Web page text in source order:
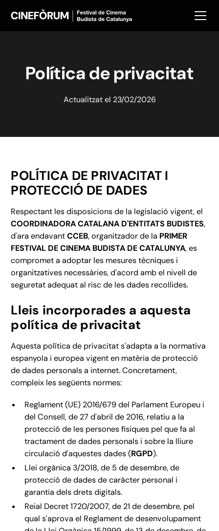
Política de privacitat
Actualitzat el 23/02/2026
POLÍTICA DE PRIVACITAT I
PROTECCIÓ DE DADES
Respectant les disposicions de la legislació vigent, el
COORDINADORA CATALANA D'ENTITATS BUDISTES,
d'ara endavantCCEB, organitzador de la PRIMER
FESTIVAL DE CINEMA BUDISTA DE CATALUNYA, es
compromet a adoptar les mesures tècniques i
organitzatives necessàries, d'acord amb el nivell de
seguretat adequat al risc de les dades recollides.
Lleis incorporades a aquesta
política de privacitat
Aquesta política de privacitat s'adapta a la normativa
espanyola i europea vigent en matèria de protecció
de dades personals a internet. Concretament,
compleix les següents normes:
Reglament (UE) 2016/679 del Parlament Europeu i
del Consell, de 27 d'abril de 2016, relatiu a la
protecció de les persones físiques pel que fa al
tractament de dades personals i sobre la lliure
circulació d'aquestes dades (RGPD).
Llei orgànica 3/2018, de 5 de desembre, de
protecció de dades de caràcter personal i
garantia dels drets digitals.
Reial Decret 1720/2007, de 21 de desembre, pel
qual s'aprova el Reglament de desenvolupament